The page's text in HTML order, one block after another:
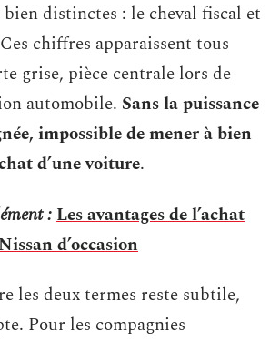
bien distinctes : le cheval fiscal et
chiffres apparaissent tous
grise, pièce centrale lors de
automobile. Sans la puissance
impossible de mener à bien
d’une voiture.
:Les avantages de l’achat
d’occasion
les deux termes reste subtile,
Pour les compagnies